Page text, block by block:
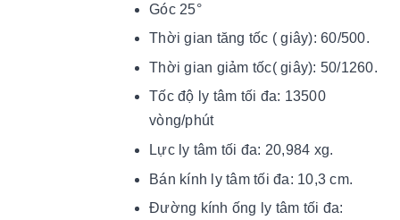
Góc 25°
Thời gian tăng tốc ( giây): 60/500.
Thời gian giảm tốc( giây): 50/1260.
Tốc độ ly tâm tối đa: 13500
vòng/phút
Lực ly tâm tối đa: 20,984 xg.
Bán kính ly tâm tối đa: 10,3 cm.
Đường kính ống ly tâm tối đa: